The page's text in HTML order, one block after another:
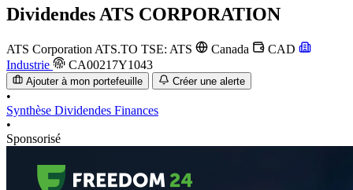
Dividendes ATS CORPORATION
ATS Corporation ATS.TO TSE: ATS Canada
CAD
Industrie
CA00217Y1043
Ajouter à mon portefeuille Créer une alerte
•
Synthèse Dividendes Finances
•
Sponsorisé